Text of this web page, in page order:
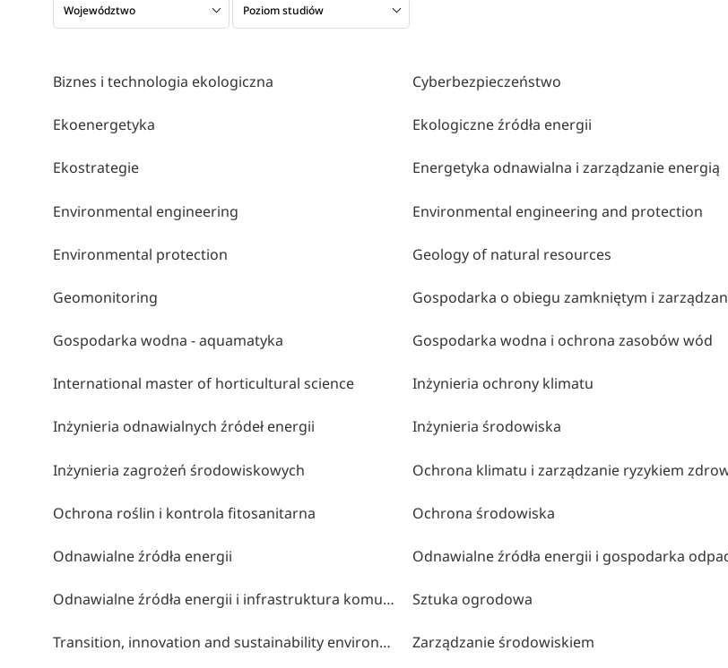
Województwo Poziom studiów
Biznes i technologia ekologiczna Cyberbezpieczeństwo
Ekoenergetyka Ekologiczne źródła energii
Ekostrategie Energetyka odnawialna i zarządzanie energią
Environmental engineering Environmental engineering and protection
Environmental protection Geology of natural resources
Geomonitoring
Gospodarka wodna - aquamatyka Gospodarka wodna i ochrona zasobów wód
International master of horticultural science Inżynieria ochrony klimatu
Inżynieria odnawialnych źródeł energii Inżynieria środowiska
Inżynieria zagrożeń środowiskowych
Ochrona roślin i kontrola fitosanitarna Ochrona środowiska
Odnawialne źródła energii
Odnawialne źródła energii i infrastruktura komunalna Sztuka ogrodowa
Transition, innovation and sustainability environments Zarządzanie środowiskiem